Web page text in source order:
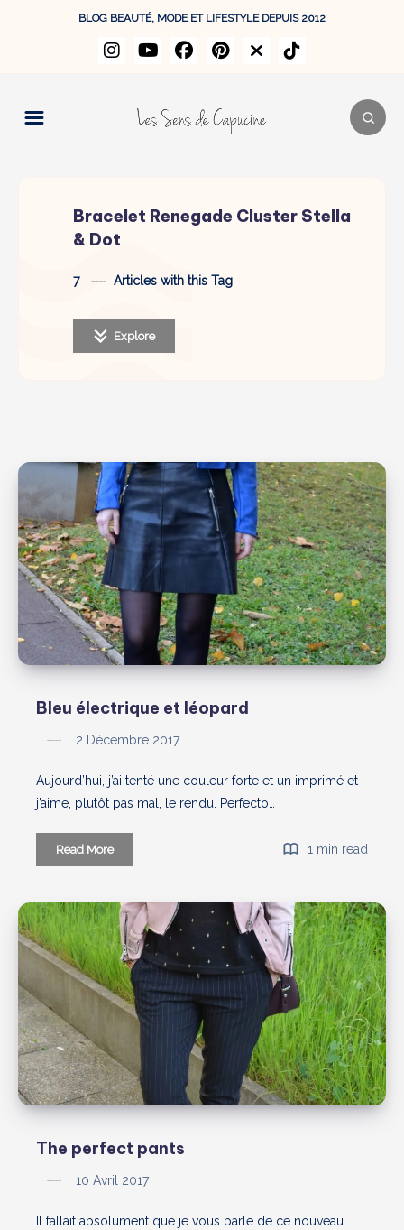
BLOG BEAUTÉ, MODE ET LIFESTYLE DEPUIS 2012
Bracelet Renegade Cluster Stella
& Dot
7 Articles with this Tag
Explore
Bleu électrique et léopard
2 Décembre 2017
Aujourd’hui, j’ai tenté une couleur forte et un imprimé et
j’aime, plutôt pas mal, le rendu. Perfecto…
Read MoreBleu
électrique
léopard
1 min read
The perfect pants
10 Avril 2017
Il fallait absolument que je vous parle de ce nouveau